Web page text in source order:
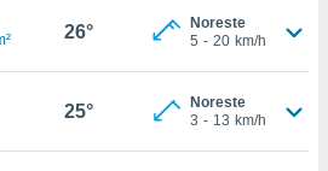
26°
Noreste
5 - 20 km/h
25°
Noreste
3 - 13 km/h